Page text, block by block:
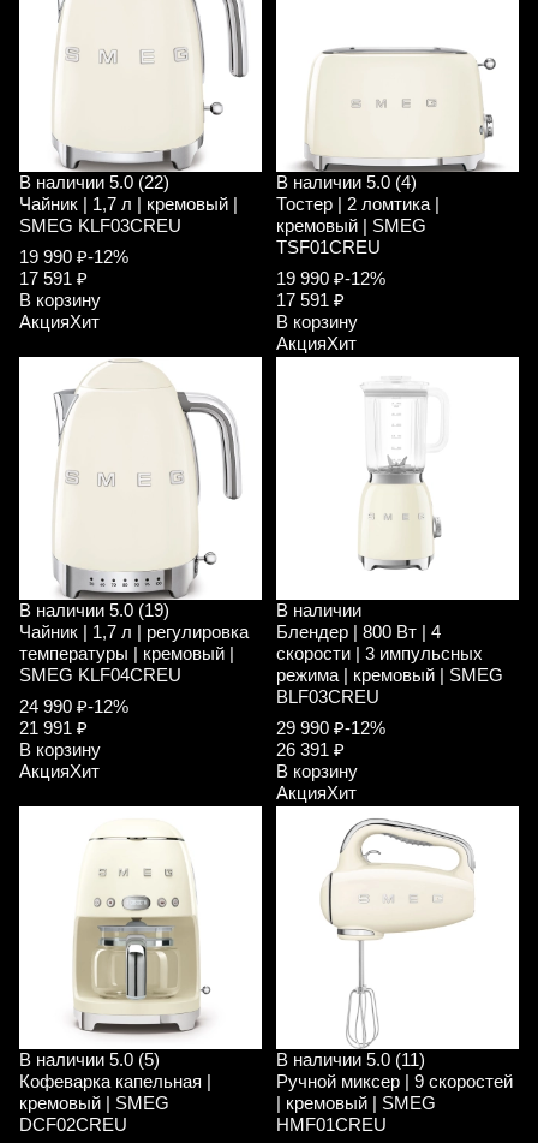
В наличии 5.0 (22)
Чайник | 1,7 л | кремовый |
SMEG KLF03CREU
19 990 ₽-12%
17 591 ₽
В корзину
АкцияХит
В наличии 5.0 (4)
Тостер | 2 ломтика |
кремовый | SMEG
TSF01CREU
19 990 ₽-12%
17 591 ₽
В корзину
АкцияХит
В наличии 5.0 (19)
Чайник | 1,7 л | регулировка
температуры | кремовый |
SMEG KLF04CREU
24 990 ₽-12%
21 991 ₽
В корзину
АкцияХит
В наличии
Блендер | 800 Вт | 4
скорости | 3 импульсных
режима | кремовый | SMEG
BLF03CREU
29 990 ₽-12%
26 391 ₽
В корзину
АкцияХит
В наличии 5.0 (5)
Кофеварка капельная |
кремовый | SMEG
DCF02CREU
В наличии 5.0 (11)
Ручной миксер | 9 скоростей
| кремовый | SMEG
HMF01CREU